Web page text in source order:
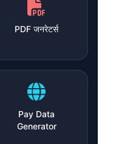
PDF जनरेटर्स
Pay Data
Generator